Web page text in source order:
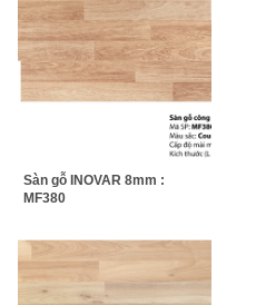
Sàn gỗ INOVAR 8mm :
MF380